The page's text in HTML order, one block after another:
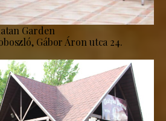
Garden
Gábor Áron utca 24.